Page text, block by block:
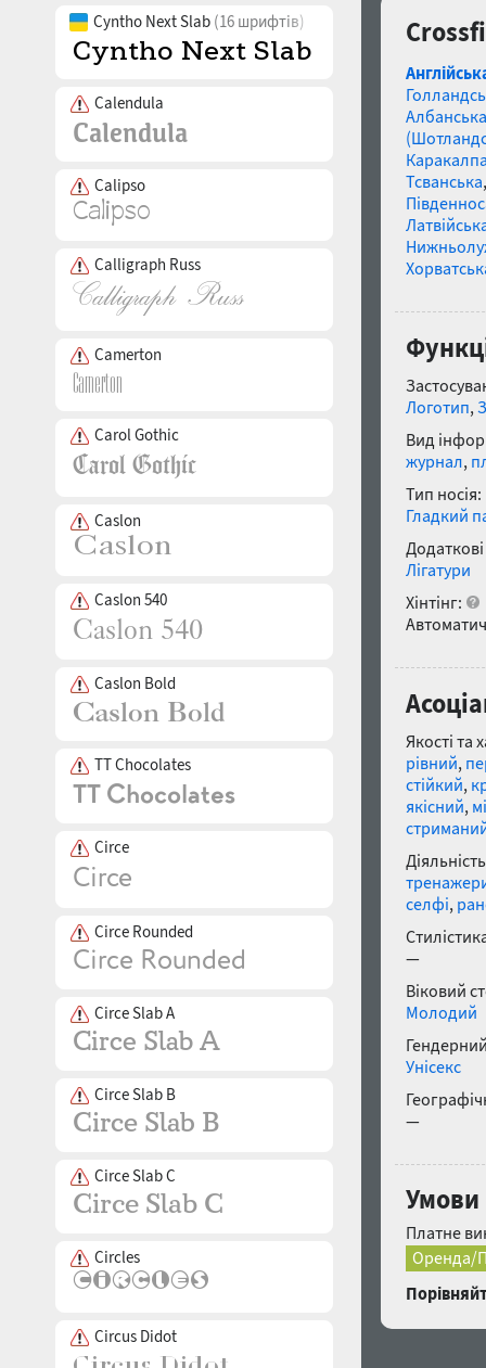
Cyntho Next Slab (16 шрифтів)
Calendula
Calipso
Calligraph Russ
Camerton
Carol Gothic
Caslon
Caslon 540
Caslon Bold
TT Chocolates
Circe
Circe Rounded
Circe Slab A
Circe Slab B
Circe Slab C
Circles
Circus Didot
Албанська
Тсванська
Логотип,
Вид
журнал,
Тип носія:
Гладкий
Лігатури
Хінтінг:
Якості та
рівний,
стійкий,
якісний,
селфі,
—
Віковий
Молодий
Унісекс
—
Умови
Платне
Оренда/